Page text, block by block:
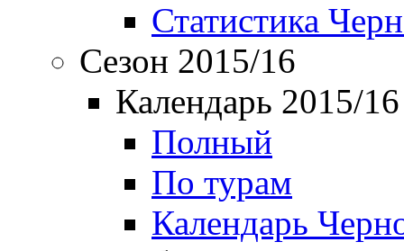
Статистика
Сезон 2015/16
Календарь 2015/16
Полный
По турам
Календарь